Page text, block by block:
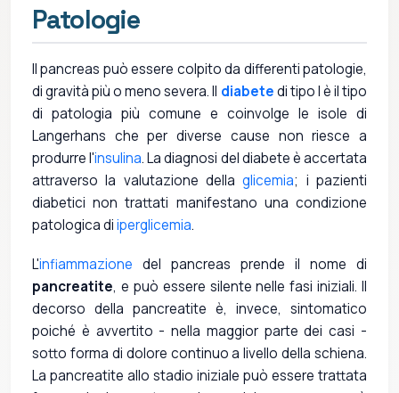
Patologie
Il pancreas può essere colpito da differenti patologie,
di gravità più o meno severa. Il diabetedi tipo I è il tipo
di patologia più comune e coinvolge le isole di
Langerhans che per diverse cause non riesce a
produrre l'insulina. La diagnosi del diabete è accertata
attraverso la valutazione dellaglicemia; i pazienti
diabetici non trattati manifestano una condizione
patologica diiperglicemia.
L'infiammazione del pancreas prende il nome di
pancreatite, e può essere silente nelle fasi iniziali. Il
decorso della pancreatite è, invece, sintomatico
poiché è avvertito - nella maggior parte dei casi -
sotto forma di dolore continuo a livello della schiena.
La pancreatite allo stadio iniziale può essere trattata